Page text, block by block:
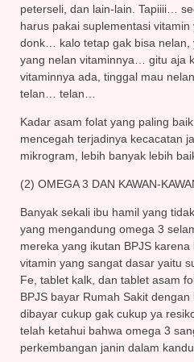
peterseli, dan lain-lain. Tapiiii…
harus pakai suplementasi
donk… kalo tetap gak bisa nelan,
yang nelan vitaminnya… gitu aja
vitaminnya ada, tinggal mau
telan… telan…
Kadar asam folat yang paling
mencegah terjadinya kecacatan
mikrogram, lebih banyak lebih
(2) OMEGA 3 DAN KAWAN-
Banyak sekali ibu hamil yang
yang mengandung omega 3
mereka yang ikutan BPJS
vitamin yang sangat dasar yaitu
Fe, tablet kalk, dan tablet asam
BPJS bayar Rumah Sakit dengan
dibayar cukup gak cukup ya
telah ketahui bahwa omega 3
perkembangan janin dalam